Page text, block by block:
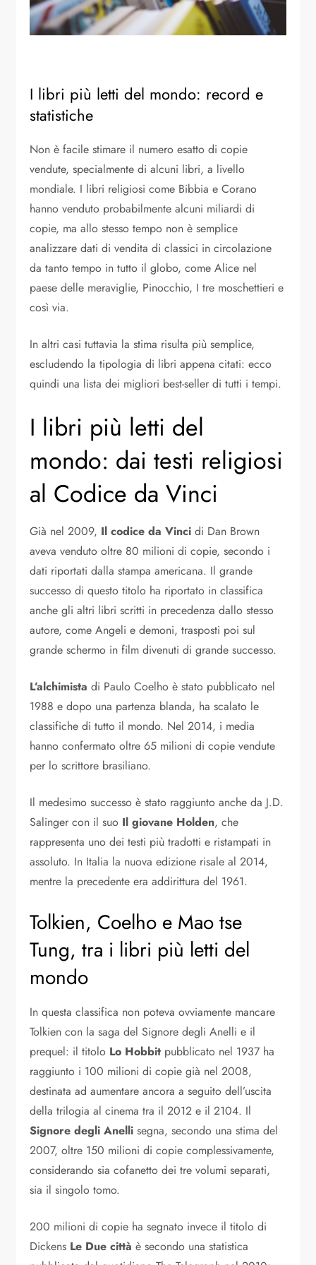
I libri più letti del mondo: record e
statistiche
Non è facile stimare il numero esatto di copie
vendute, specialmente di alcuni libri, a livello
mondiale. I libri religiosi come Bibbia e Corano
hanno venduto probabilmente alcuni miliardi di
copie, ma allo stesso tempo non è semplice
analizzare dati di vendita di classici in circolazione
da tanto tempo in tutto il globo, come Alice nel
paese delle meraviglie, Pinocchio, I tre moschettieri e
così via.
In altri casi tuttavia la stima risulta più semplice,
escludendo la tipologia di libri appena citati: ecco
quindi una lista dei migliori best-seller di tutti i tempi.
I libri più letti del
mondo: dai testi religiosi
al Codice da Vinci
Già nel 2009, Il codice da Vinci di Dan Brown
aveva venduto oltre 80 milioni di copie, secondo i
dati riportati dalla stampa americana. Il grande
successo di questo titolo ha riportato in classifica
anche gli altri libri scritti in precedenza dallo stesso
autore, come Angeli e demoni, trasposti poi sul
grande schermo in film divenuti di grande successo.
L’alchimista di Paulo Coelho è stato pubblicato nel
1988 e dopo una partenza blanda, ha scalato le
classifiche di tutto il mondo. Nel 2014, i media
hanno confermato oltre 65 milioni di copie vendute
per lo scrittore brasiliano.
Il medesimo successo è stato raggiunto anche da J.D.
Salinger con il suo Il giovane Holden, che
rappresenta uno dei testi più tradotti e ristampati in
assoluto. In Italia la nuova edizione risale al 2014,
mentre la precedente era addirittura del 1961.
Tolkien, Coelho e Mao tse
Tung, tra i libri più letti del
mondo
In questa classifica non poteva ovviamente mancare
Tolkien con la saga del Signore degli Anelli e il
prequel: il titolo Lo Hobbit pubblicato nel 1937 ha
raggiunto i 100 milioni di copie già nel 2008,
destinata ad aumentare ancora a seguito dell’uscita
della trilogia al cinema tra il 2012 e il 2104. Il
Signore degli Anelli segna, secondo una stima del
2007, oltre 150 milioni di copie complessivamente,
considerando sia cofanetto dei tre volumi separati,
sia il singolo tomo.
200 milioni di copie ha segnato invece il titolo di
Dickens Le Due cittàè secondo una statistica